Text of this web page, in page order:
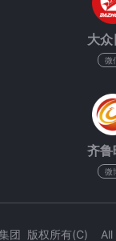
大
微
齐鲁
微
团 版权所有(C)